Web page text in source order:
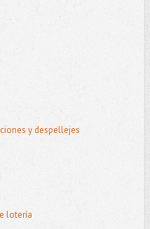
y despellejes
lotería